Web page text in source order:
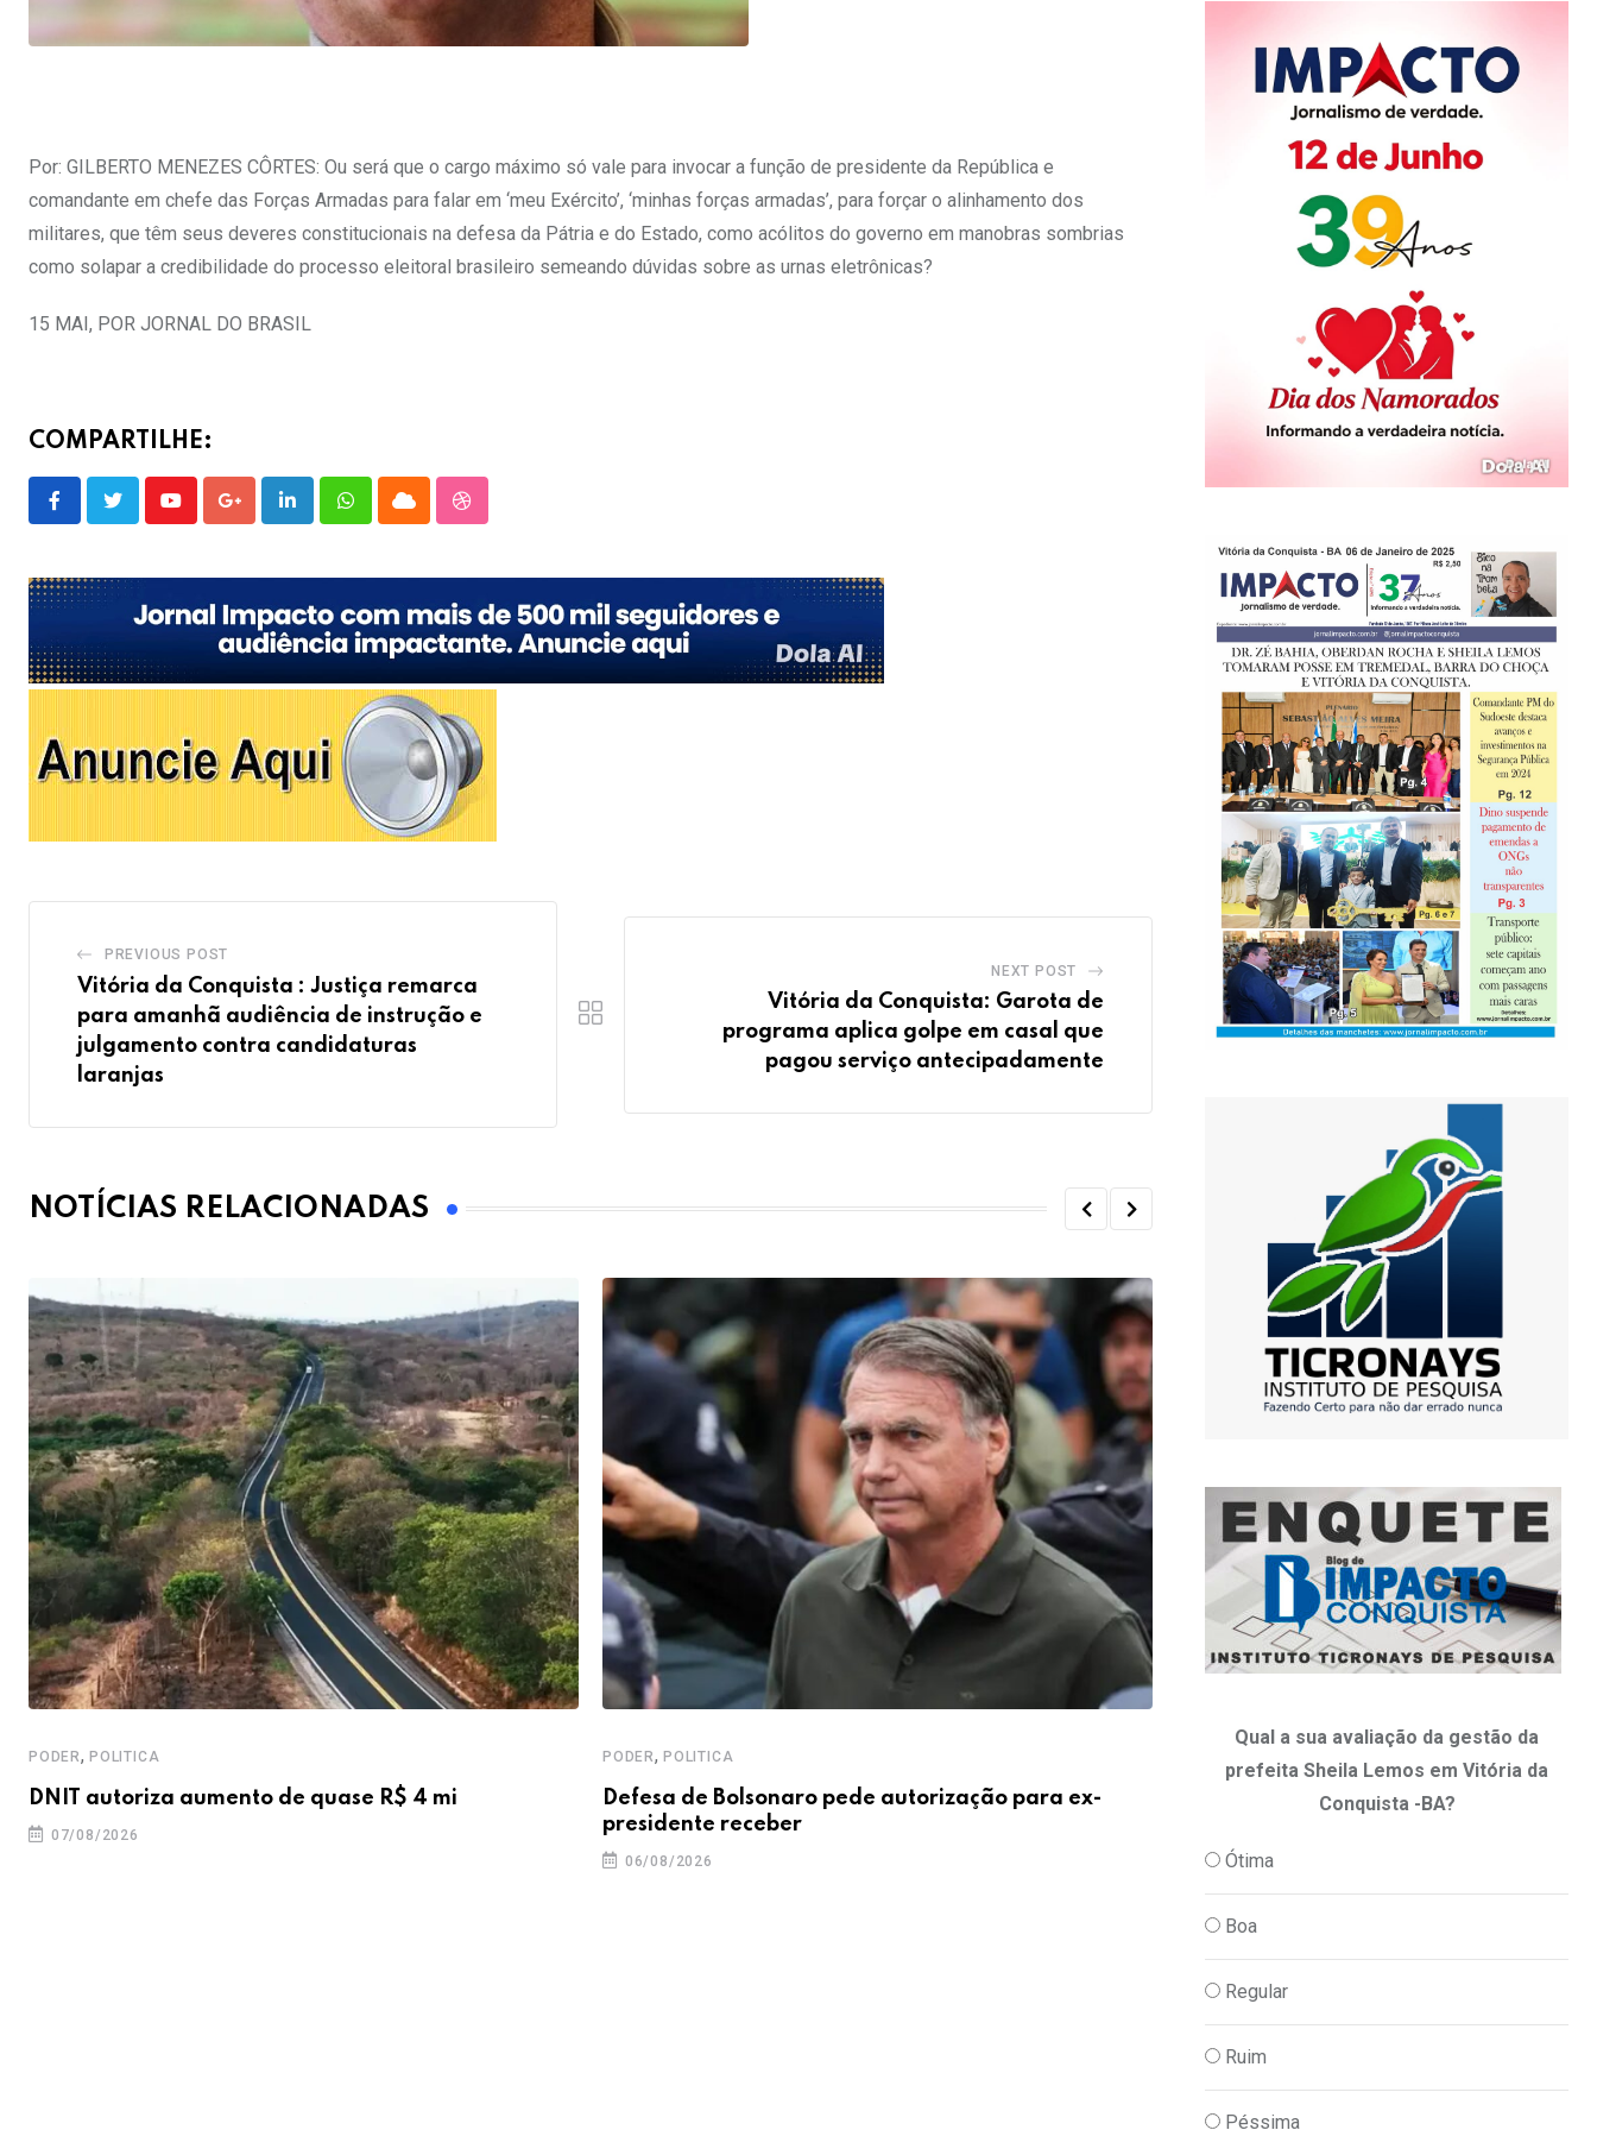
Por: GILBERTO MENEZES CÔRTES: Ou será que o cargo máximo só vale para invocar a função de presidente da República e
comandante em chefe das Forças Armadas para falar em ‘meu Exército’, ‘minhas forças armadas’, para forçar o alinhamento dos
militares, que têm seus deveres constitucionais na defesa da Pátria e do Estado, como acólitos do governo em manobras sombrias
como solapar a credibilidade do processo eleitoral brasileiro semeando dúvidas sobre as urnas eletrônicas?
15 MAI, POR JORNAL DO BRASIL
COMPARTILHE:
YoutubeGoogle+LinkedInWhatsappCloud StumbleUpon
PREVIOUS POST
Vitória da Conquista : Justiça remarca
para amanhã audiência de instrução e
julgamento contra candidaturas
laranjas
NEXT POST
Vitória da Conquista: Garota de
programa aplica golpe em casal que
pagou serviço antecipadamente
NOTÍCIAS RELACIONADAS
PODER, POLITICA
DNIT autoriza aumento de quase R$ 4 mi
07/08/2026
PODER, POLITICA
Defesa de Bolsonaro pede autorização para ex-
presidente receber
06/08/2026
Em nova redução, Copom baixa taxa
Qual a sua avaliação da gestão da
prefeita Sheila Lemos em Vitória da
Conquista -BA?
Ótima
Boa
Regular
Ruim
Péssima